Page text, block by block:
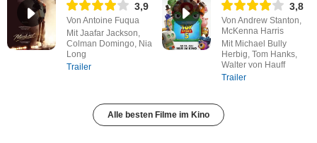
3,9
Von Antoine Fuqua
Mit Jaafar Jackson,
Colman Domingo, Nia
Long
Trailer
3,8
Von Andrew Stanton,
McKenna Harris
Mit Michael Bully
Herbig, Tom Hanks,
Walter von Hauff
Trailer
Alle besten Filme im Kino